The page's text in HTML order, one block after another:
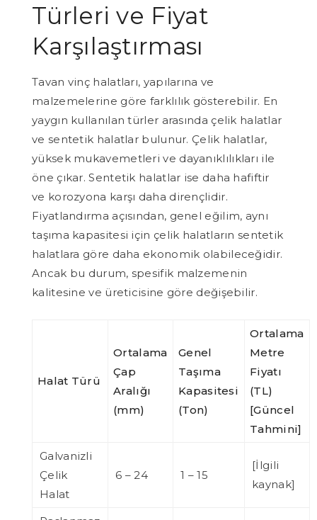
Türleri ve Fiyat
Karşılaştırması
Tavan vinç halatları, yapılarına ve
malzemelerine göre farklılık gösterebilir. En
yaygın kullanılan türler arasında çelik halatlar
ve sentetik halatlar bulunur. Çelik halatlar,
yüksek mukavemetleri ve dayanıklılıkları ile
öne çıkar. Sentetik halatlar ise daha hafiftir
ve korozyona karşı daha dirençlidir.
Fiyatlandırma açısından, genel eğilim, aynı
taşıma kapasitesi için çelik halatların sentetik
halatlara göre daha ekonomik olabileceğidir.
Ancak bu durum, spesifik malzemenin
kalitesine ve üreticisine göre değişebilir.
Halat Türü
Ortalama
Çap
Aralığı
(mm)
Genel
Taşıma
Kapasitesi
(Ton)
Ortalama
Metre
Fiyatı
(TL)
[Güncel
Tahmini]
Galvanizli
Çelik
Halat
6 – 24 1 – 15
[İlgili
kaynak]